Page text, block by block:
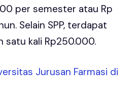
per semester atau Rp
Selain SPP, terdapat
satu kali Rp250.000.
Jurusan Farmasi di